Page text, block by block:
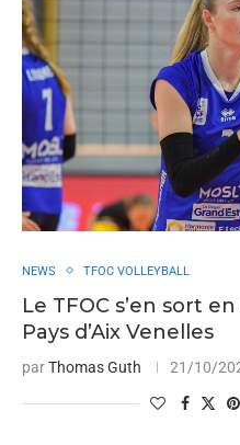
NEWS TFOC VOLLEYBALL
Le TFOC s’en sort
Pays d’Aix Venelles
parThomas Guth 21/10/